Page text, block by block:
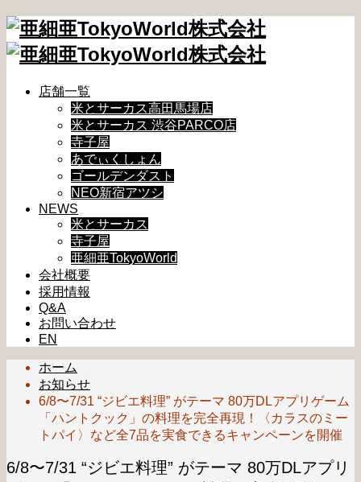
店舗一覧
米とサーカス高田馬場店
米とサーカス 渋谷PARCO店
寺子屋
あでぃくしょん
ゴールデンダスト
NEO新宿アツシ
NEWS
米とサーカス
寺子屋
亜細亜TokyoWorld
会社概要
採用情報
Q&A
お問い合わせ
EN
ホーム
お知らせ
6/8〜7/31 “ジビエ料理” がテーマ 80万DLアプリゲーム
「ハントクック」の料理を完全再現！〈カラスのミー
トパイ〉など全7品を実食できるキャンペーンを開催
6/8〜7/31 “ジビエ料理” がテーマ 80万DLアプリ